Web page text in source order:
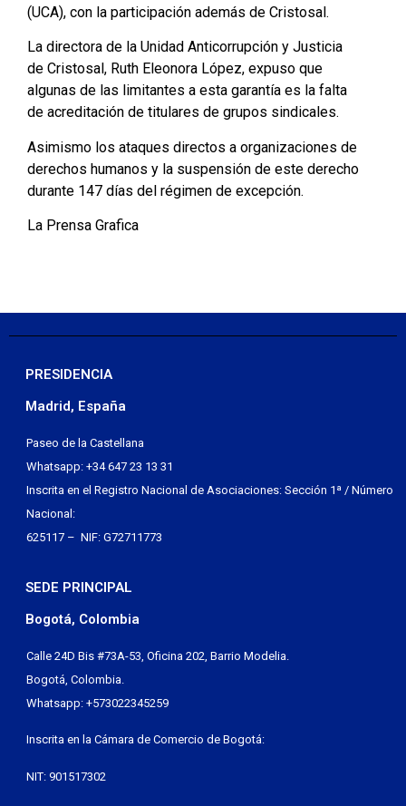
(UCA), con la participación además de Cristosal.
La directora de la Unidad Anticorrupción y Justicia
de Cristosal, Ruth Eleonora López, expuso que
algunas de las limitantes a esta garantía es la falta
de acreditación de titulares de grupos sindicales.
Asimismo los ataques directos a organizaciones de
derechos humanos y la suspensión de este derecho
durante 147 días del régimen de excepción.
La Prensa Grafica
PRESIDENCIA
Madrid, España
Paseo de la Castellana
Whatsapp: +34 647 23 13 31
Inscrita en el Registro Nacional de Asociaciones: Sección 1ª / Número
Nacional:
625117 – NIF: G72711773
SEDE PRINCIPAL
Bogotá, Colombia
Calle 24D Bis #73A-53, Oficina 202, Barrio Modelia.
Bogotá, Colombia.
Whatsapp: +573022345259
Inscrita en la Cámara de Comercio de Bogotá:
NIT: 901517302